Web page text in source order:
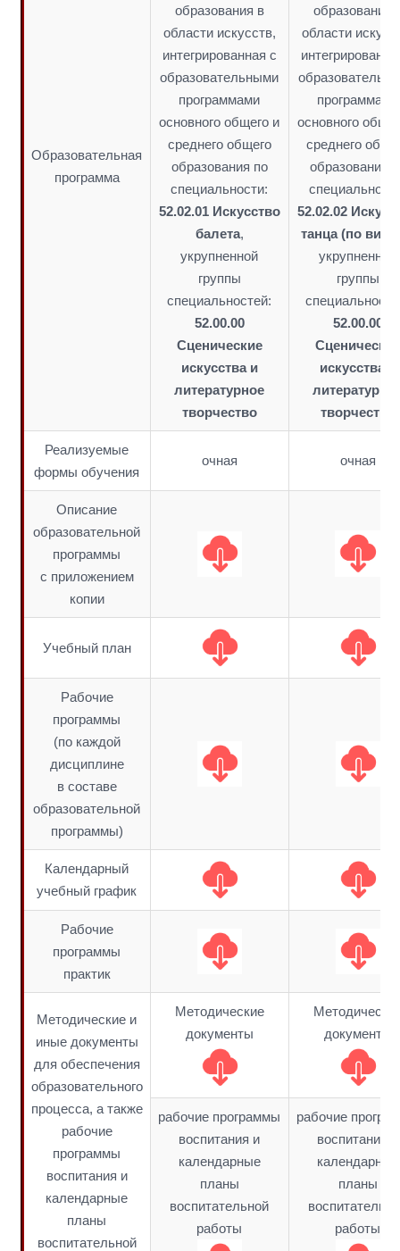
Образовательная
программа
образования в
области искусств,
интегрированная с
образовательными
программами
основного общего и
среднего общего
образования по
специальности:
52.02.01 Искусство
балета,
укрупненной
группы
специальностей:
52.00.00
Сценические
искусства и
литературное
творчество
образования
области
программами
основного
среднего
образования
52.02.02
танца (по
укрупненной
группы
52.00.00
Сценические
искусства и
творчество
Реализуемые
формы обучения
очная очная
Описание
образовательной
программы
с приложением
копии
Учебный план
Рабочие
программы
(по каждой
дисциплине
в составе
образовательной
программы)
Календарный
учебный график
Рабочие
программы
практик
Методические и
иные документы
для обеспечения
образовательного
процесса, а также
рабочие
программы
воспитания и
календарные
планы
воспитательной
Методические
документы
документы
рабочие программы
воспитания и
календарные
планы
воспитательной
работы
рабочие
воспитания и
календарные
планы
работы